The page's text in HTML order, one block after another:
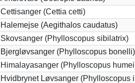
Cettisanger (Cettia cetti)
Halemejse (Aegithalos caudatus)
Skovsanger (Phylloscopus sibilatrix)
Bjergløvsanger (Phylloscopus bonelli)
Himalayasanger (Phylloscopus
Hvidbrynet Løvsanger (Phylloscopus